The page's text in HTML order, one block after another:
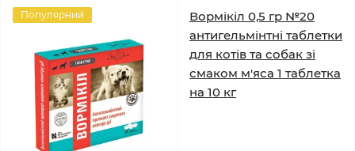
Популярний
Вормікіл 0,5 гр №20
антигельмінтні таблетки
для котів та собак зі
смаком м'яса 1 таблетка
на 10 кг